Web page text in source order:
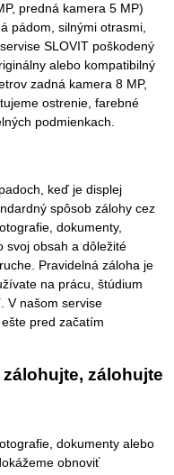
predná kamera 5 MP)
pádom, silnými otrasmi,
SLOVIT poškodený
alebo kompatibilný
zadná kamera 8 MP,
ostrenie, farebné
podmienkach.
keď je displej
spôsob zálohy cez
dokumenty,
svoj obsah a dôležité
Pravidelná záloha je
na prácu, štúdium
V našom servise
pred začatím
zálohujte
dokumenty alebo
obnoviť